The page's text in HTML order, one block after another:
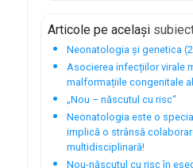
Articole pe același
Neonatologia și genetica
Asocierea infecțiilor virale
malformațiile congenitale
„Nou – născutul cu risc“
Neonatologia este o
implică o strânsă
multidisciplinară!
Nou-născutul cu risc în